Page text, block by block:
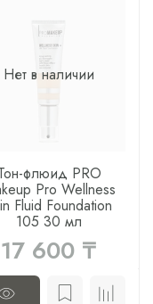
Нет в наличии
флюид PRO
Pro Wellness
Fluid Foundation
105 30 мл
17 600 ₸